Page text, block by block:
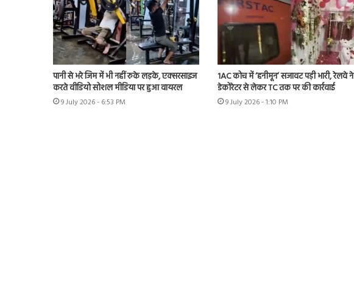
पानी से भरे जिम में भी नहीं रुके लड़के, एक्सरसाइज
करते वीडियो सोशल मीडिया पर हुआ वायरल
9 July 2026 - 6:53 PM
1AC कोच में ‘हनीमून’ सजावट पड़ी भारी, रेलवे ने
डेकोरेटर से लेकर TC तक पर की कार्रवाई
9 July 2026 - 1:10 PM